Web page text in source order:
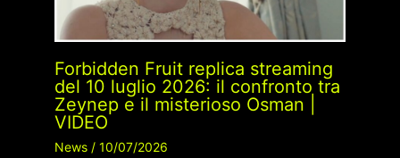
Forbidden Fruit replica streaming
del 10 luglio 2026: il confronto tra
Zeynep e il misterioso Osman |
VIDEO
News/ 10/07/2026